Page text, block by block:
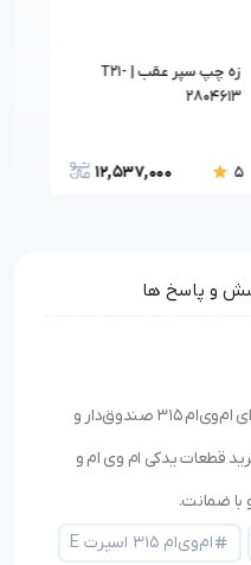
زه چپ سپر عقب | T21-
2804613
5
12,537,000
و پاسخ ها
خرید گردگیر بیرونی پلوس مناسب برای ام‌وی‌ام ۳۱۵ صندوق‌دار و
خرید قطعات یدکی ام وی ام و
ضمانت.
ام‌وی‌ام ۳۱۵ اسپرت E